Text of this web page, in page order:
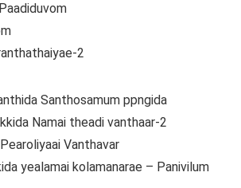
2
Santhosamum ppngida
Namai theadi vanthaar-2
Vanthavar
yealamai kolamanarae – Panivilum